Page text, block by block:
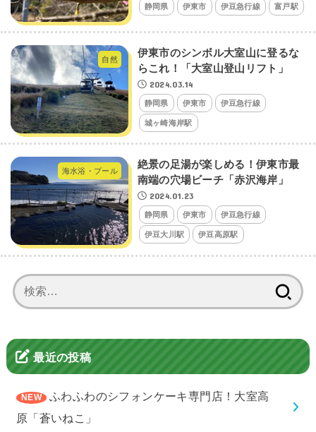
静岡県 伊東市 伊豆急行線 富戸駅
自然
伊東市のシンボル大室山に登るな
らこれ！「大室山登山リフト」
2024.03.14
静岡県 伊東市 伊豆急行線
城ヶ崎海岸駅
海水浴・プール
絶景の足湯が楽しめる！伊東市最
南端の穴場ビーチ「赤沢海岸」
2024.01.23
静岡県 伊東市 伊豆急行線
伊豆大川駅 伊豆高原駅
索:
最近の投稿
ふわふわのシフォンケーキ専門店！大室高
原「蒼いねこ」